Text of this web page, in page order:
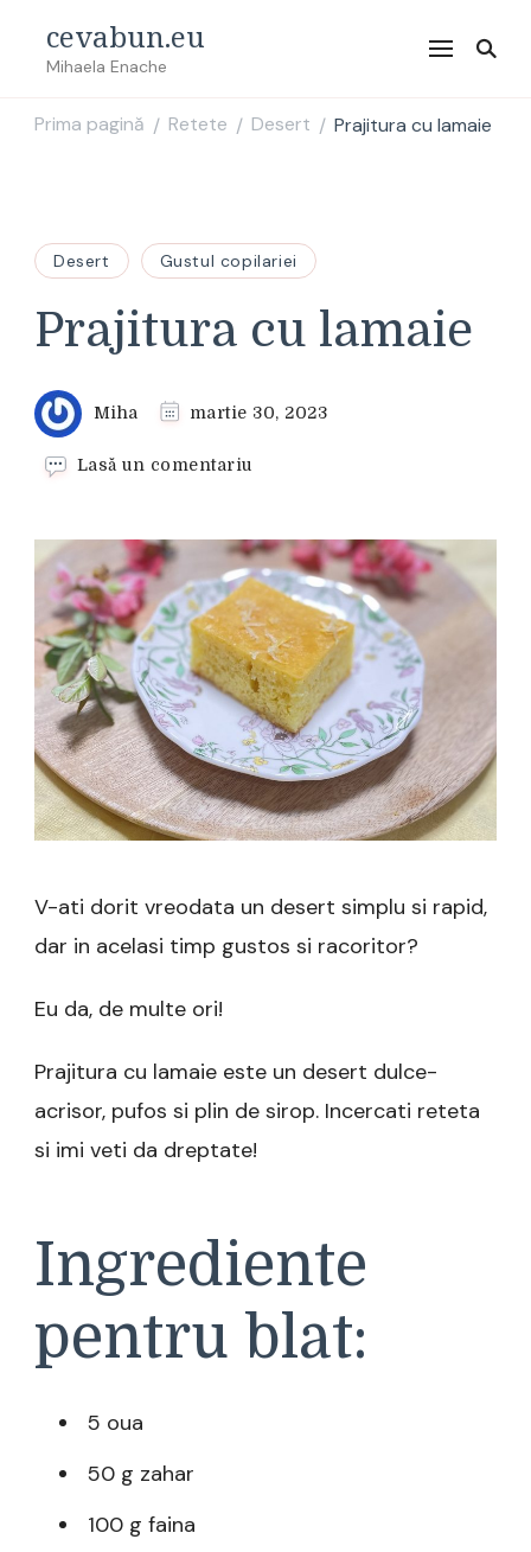
cevabun.eu
Mihaela Enache
Prima pagină / Retete / Desert / Prajitura cu lamaie
Desert Gustul copilariei
Prajitura cu lamaie
Miha martie 30, 2023
Lasă un comentariu
lamaie
V-ati dorit vreodata un desert simplu si rapid,
dar in acelasi timp gustos si racoritor?
Eu da, de multe ori!
Prajitura cu lamaie este un desert dulce-
acrisor, pufos si plin de sirop. Incercati reteta
si imi veti da dreptate!
Ingrediente
pentru blat:
5 oua
50 g zahar
100 g faina